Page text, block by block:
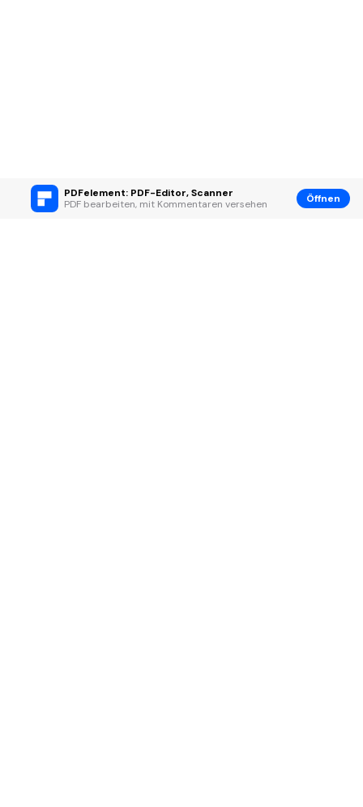
PDFelement: PDF-Editor, Scanner
PDF bearbeiten, mit Kommentaren versehen
Öffnen